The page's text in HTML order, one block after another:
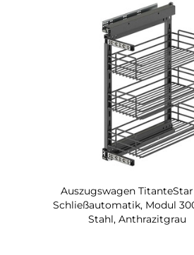
Auszugswagen
Schließautomatik, Modul
Stahl, Anthrazitgrau